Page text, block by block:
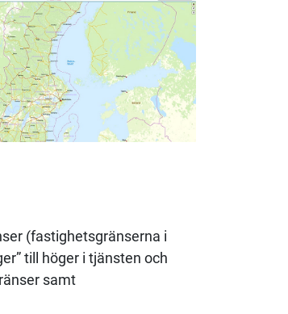
(fastighetsgränserna i
till höger i tjänsten och
samt